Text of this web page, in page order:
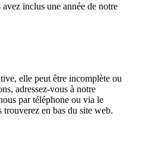
inclus une année de notre
elle peut être incomplète ou
adressez-vous à notre
par téléphone ou via le
en bas du site web.